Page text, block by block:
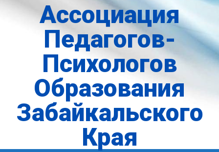
Ассоциация
Педагогов-
Психологов
Образования
Забайкальского
Края